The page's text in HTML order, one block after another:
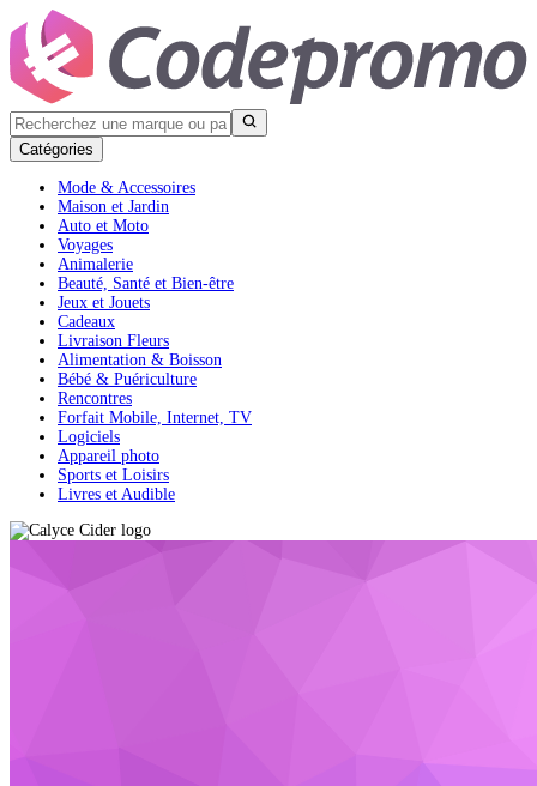
Catégories
Mode & Accessoires
Maison et Jardin
Auto et Moto
Voyages
Animalerie
Beauté, Santé et Bien-être
Jeux et Jouets
Cadeaux
Livraison Fleurs
Alimentation & Boisson
Bébé & Puériculture
Rencontres
Forfait Mobile, Internet, TV
Logiciels
Appareil photo
Sports et Loisirs
Livres et Audible